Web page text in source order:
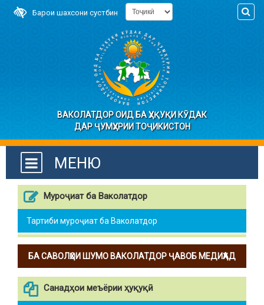
Барои шахсони сустбин
ВАКОЛАТДОР ОИД БА ҲУҚУҚИ КӮДАК
ДАР ҶУМҲУРИИ ТОҶИКИСТОН
МЕНЮ
Муроҷиат ба Ваколатдор
Тартиби муроҷиат ба Ваколатдор
БА САВОЛҲОИ ШУМО ВАКОЛАТДОР ҶАВОБ МЕДИҲАД
Санадҳои меъёрии ҳуқуқӣ